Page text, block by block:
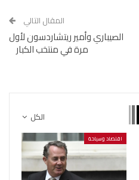
المقال التالي
الصيباري وأمير ريتشاردسون لأول
مرة في منتخب الكبار
الكل
اقتصاد وسياحة